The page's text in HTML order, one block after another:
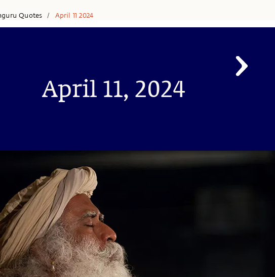
Quotes / April 11 2024
April 11, 2024